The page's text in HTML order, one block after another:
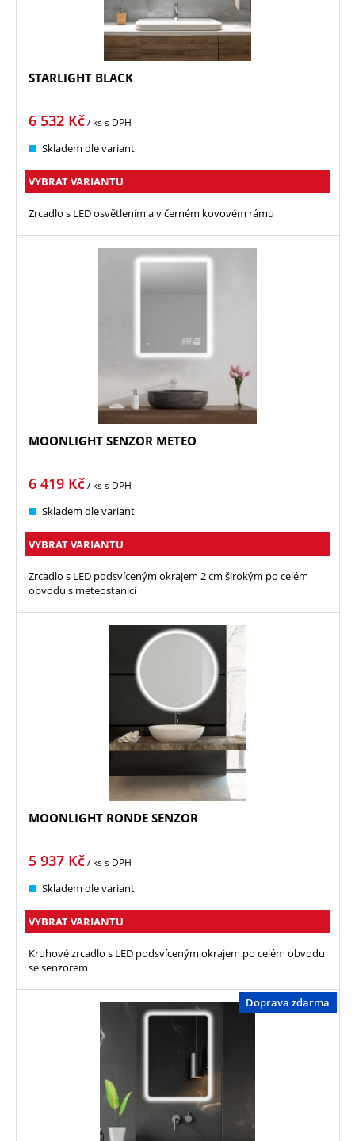
STARLIGHT BLACK
6 532 Kč/ kss DPH
Skladem dle variant
VYBRAT VARIANTU
Zrcadlo s LED osvětlením a v černém kovovém rámu
MOONLIGHT SENZOR METEO
6 419 Kč/ kss DPH
Skladem dle variant
VYBRAT VARIANTU
Zrcadlo s LED podsvíceným okrajem 2 cm širokým po celém
obvodu s meteostanicí
MOONLIGHT RONDE SENZOR
5 937 Kč/ kss DPH
Skladem dle variant
VYBRAT VARIANTU
Kruhové zrcadlo s LED podsvíceným okrajem po celém obvodu
se senzorem
Doprava zdarma